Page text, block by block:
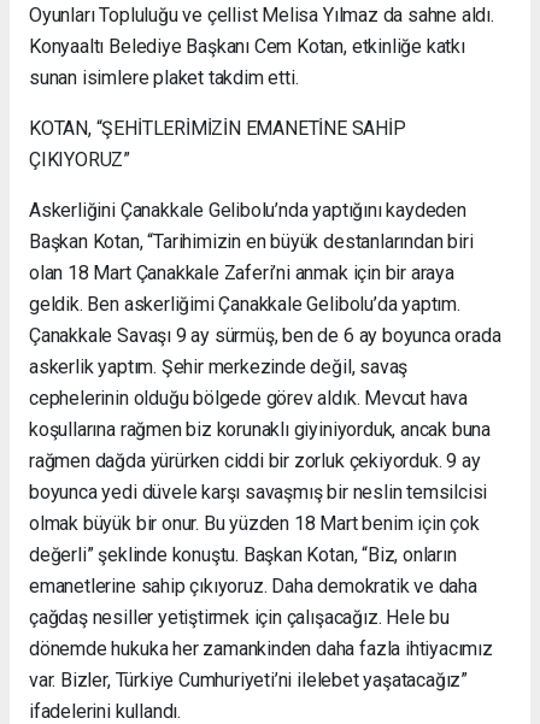
Oyunları Topluluğu ve çellist Melisa Yılmaz da sahne aldı.
Konyaaltı Belediye Başkanı Cem Kotan, etkinliğe katkı
sunan isimlere plaket takdim etti.
KOTAN, “ŞEHİTLERİMİZİN EMANETİNE SAHİP
ÇIKIYORUZ”
Askerliğini Çanakkale Gelibolu’nda yaptığını kaydeden
Başkan Kotan, “Tarihimizin en büyük destanlarından biri
olan 18 Mart Çanakkale Zaferi’ni anmak için bir araya
geldik. Ben askerliğimi Çanakkale Gelibolu’da yaptım.
Çanakkale Savaşı 9 ay sürmüş, ben de 6 ay boyunca orada
askerlik yaptım. Şehir merkezinde değil, savaş
cephelerinin olduğu bölgede görev aldık. Mevcut hava
koşullarına rağmen biz korunaklı giyiniyorduk, ancak buna
rağmen dağda yürürken ciddi bir zorluk çekiyorduk. 9 ay
boyunca yedi düvele karşı savaşmış bir neslin temsilcisi
olmak büyük bir onur. Bu yüzden 18 Mart benim için çok
değerli” şeklinde konuştu. Başkan Kotan, “Biz, onların
emanetlerine sahip çıkıyoruz. Daha demokratik ve daha
çağdaş nesiller yetiştirmek için çalışacağız. Hele bu
dönemde hukuka her zamankinden daha fazla ihtiyacımız
var. Bizler, Türkiye Cumhuriyeti’ni ilelebet yaşatacağız”
ifadelerini kullandı.